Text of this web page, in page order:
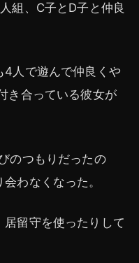
組、C子とD子と仲良
4人で遊んで仲良くや
き合っている彼女が
のつもりだったの
わなくなった。
留守を使ったりして